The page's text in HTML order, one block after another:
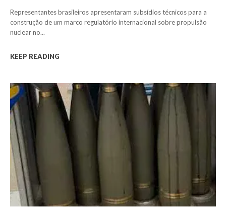
Representantes brasileiros apresentaram subsídios técnicos para a
construção de um marco regulatório internacional sobre propulsão
nuclear no...
KEEP READING